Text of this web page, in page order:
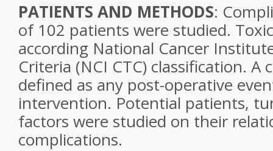
PATIENTS AND METHODS:
of 102 patients were studied.
according National Cancer
Criteria (NCI CTC) classification. A
defined as any post-operative
intervention. Potential patients,
factors were studied on their
complications.